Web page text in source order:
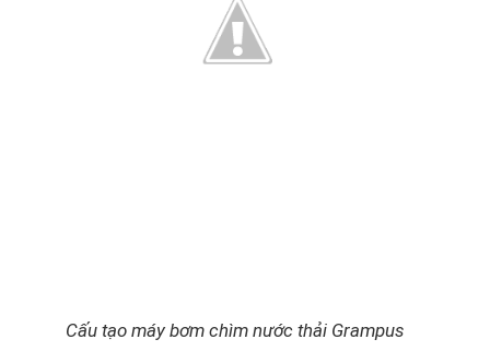
Cấu tạo máy bơm chìm nước thải Grampus